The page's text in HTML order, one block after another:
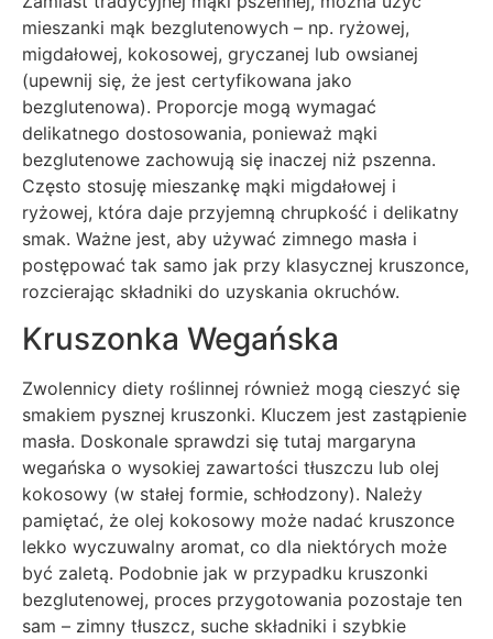
mieszanki mąk bezglutenowych – np. ryżowej,
migdałowej, kokosowej, gryczanej lub owsianej
(upewnij się, że jest certyfikowana jako
bezglutenowa). Proporcje mogą wymagać
delikatnego dostosowania, ponieważ mąki
bezglutenowe zachowują się inaczej niż pszenna.
Często stosuję mieszankę mąki migdałowej i
ryżowej, która daje przyjemną chrupkość i delikatny
smak. Ważne jest, aby używać zimnego masła i
postępować tak samo jak przy klasycznej kruszonce,
rozcierając składniki do uzyskania okruchów.
Kruszonka Wegańska
Zwolennicy diety roślinnej również mogą cieszyć się
smakiem pysznej kruszonki. Kluczem jest zastąpienie
masła. Doskonale sprawdzi się tutaj margaryna
wegańska o wysokiej zawartości tłuszczu lub olej
kokosowy (w stałej formie, schłodzony). Należy
pamiętać, że olej kokosowy może nadać kruszonce
lekko wyczuwalny aromat, co dla niektórych może
być zaletą. Podobnie jak w przypadku kruszonki
bezglutenowej, proces przygotowania pozostaje ten
sam – zimny tłuszcz, suche składniki i szybkie